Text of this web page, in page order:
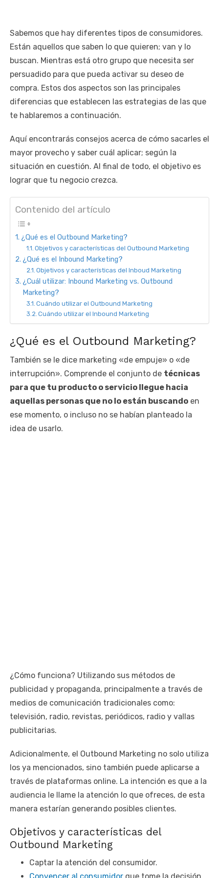
Sabemos que hay diferentes tipos de consumidores.
Están aquellos que saben lo que quieren; van y lo
buscan. Mientras está otro grupo que necesita ser
persuadido para que pueda activar su deseo de
compra. Estos dos aspectos son las principales
diferencias que establecen las estrategias de las que
te hablaremos a continuación.
Aquí encontrarás consejos acerca de cómo sacarles el
mayor provecho y saber cuál aplicar; según la
situación en cuestión. Al final de todo, el objetivo es
lograr que tu negocio crezca.
Contenido del artículo
¿Qué es el Outbound Marketing?
Objetivos y características del Outbound Marketing
¿Qué es el Inbound Marketing?
Objetivos y características del Inboud Marketing
¿Cuál utilizar: Inbound Marketing vs. Outbound
Marketing?
Cuándo utilizar el Outbound Marketing
Cuándo utilizar el Inbound Marketing
¿Qué es el Outbound Marketing?
También se le dice marketing «de empuje» o «de
interrupción». Comprende el conjunto de técnicas
para que tu producto o servicio llegue hacia
aquellas personas que no lo están buscando en
ese momento, o incluso no se habían planteado la
idea de usarlo.
¿Cómo funciona? Utilizando sus métodos de
publicidad y propaganda, principalmente a través de
medios de comunicación tradicionales como:
televisión, radio, revistas, periódicos, radio y vallas
publicitarias.
Adicionalmente, el Outbound Marketing no solo utiliza
los ya mencionados, sino también puede aplicarse a
través de plataformas online. La intención es que a la
audiencia le llame la atención lo que ofreces, de esta
manera estarían generando posibles clientes.
Objetivos y características del
Outbound Marketing
Captar la atención del consumidor.